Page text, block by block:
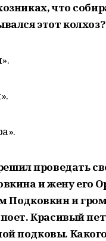
что
этот колхоз?
проведать
и жену его
Подковкин и
Красивый
подковы.